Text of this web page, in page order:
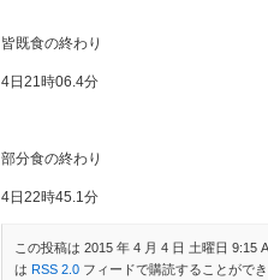
皆既食の終わり
4日21時06.4分
部分食の終わり
4日22時45.1分
この投稿は 2015 年 4 月 4 日 土曜日 9:15
は RSS 2.0フィードで購読することができ